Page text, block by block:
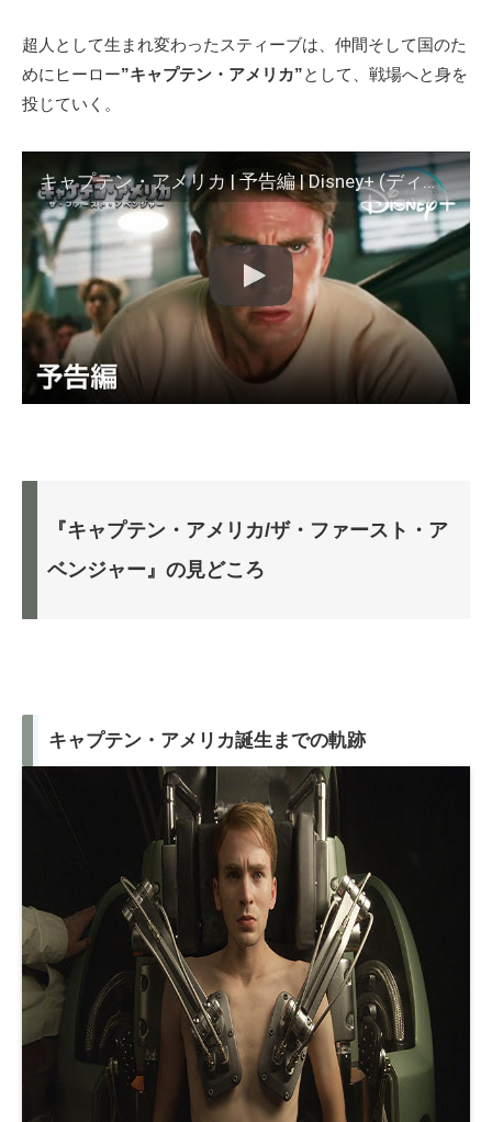
超人として生まれ変わったスティーブは、仲間そして国のた
めにヒーロー”キャプテン・アメリカ”として、戦場へと身を
投じていく。
キャプテン・アメリカ | 予告編 | Disney+ (ディズニープラス）
『キャプテン・アメリカ/ザ・ファースト・ア
ベンジャー』の見どころ
キャプテン・アメリカ誕生までの軌跡